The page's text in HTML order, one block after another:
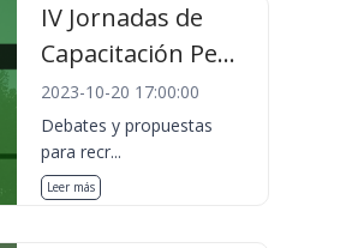
IV Jornadas de
Capacitación Pe...
2023-10-20 17:00:00
Debates y propuestas
para recr...
Leer más